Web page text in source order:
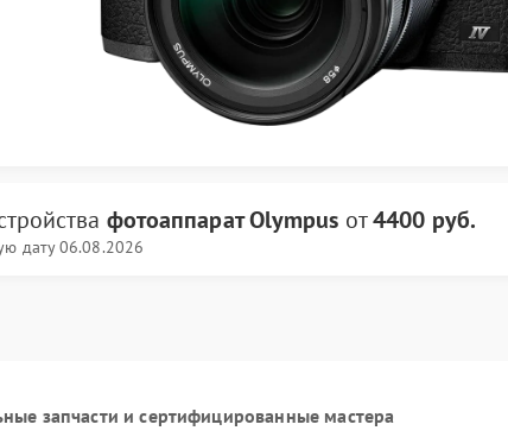
фотоаппарат Olympus от4400 руб.
дату 06.08.2026
запчасти и сертифицированные мастера